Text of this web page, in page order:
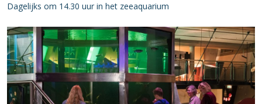
Dagelijks om 14.30 uur in het zeeaquarium